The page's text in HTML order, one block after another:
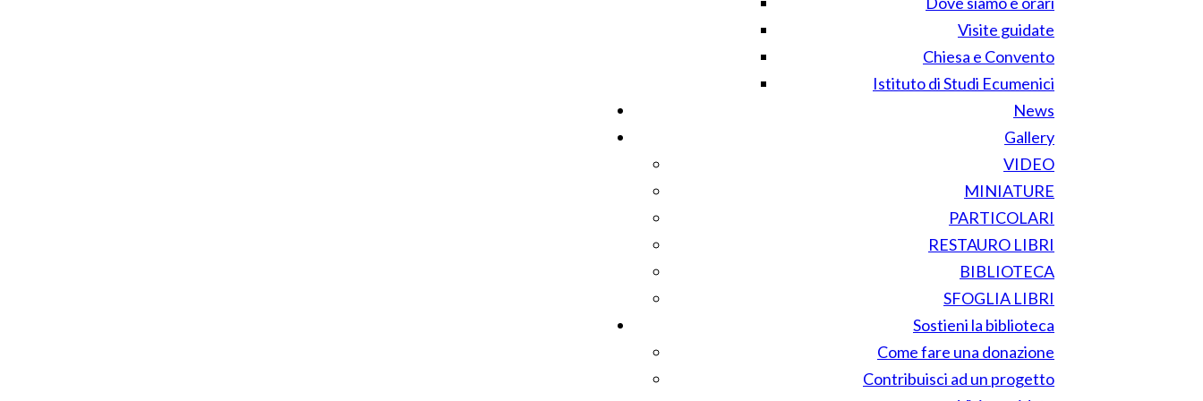
Visite guidate
Chiesa e Convento
Istituto di Studi Ecumenici
News
Gallery
VIDEO
MINIATURE
PARTICOLARI
RESTAURO LIBRI
BIBLIOTECA
SFOGLIA LIBRI
Sostieni la biblioteca
Come fare una donazione
Contribuisci ad un progetto